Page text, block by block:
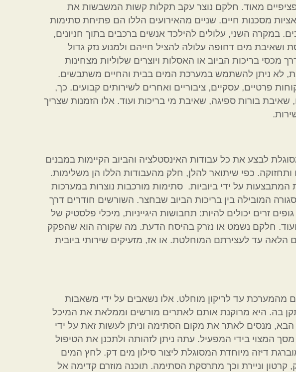
מאוד. חלקם נוצר עקב תקלות קשות המשבשות את
מסכנות חיים. שניים מהאירועים הללו הם פתיחת סתימות
במקרה השני, עלולים להילכד אנשים ברכבים בתוך חניונים,
ושאיבת מים דחופה עלולה להציל חייהם ולמנוע נזק גדול
מכסי בריכות הביוב או האסלות ויוצרים שלוליות מצחינות
לא ניתן להשתמש במערכת המים בבית והחיים משתבשים.
פרטיים, עסקיים, ציבוריים ואחרים לשירותים קבועים. כך,
בורות ספיגה, שאיבת מי בריכות ועוד. אלו הזמנות שצריך
לבצע את כל עבודות האינסטלציה והביוב הקיימות במבנים
ותחזוקה. כפי שיתואר להלן, חלק מהעבודות הללו הן משלימות.
על ידי ביוביות. סתימות מורכבות נוצרות במערכות
המובילה בין בריכות הביוב שבחצר. השורשים חודרים דרך
זרים יכולים להיות: תחבושות היגייניות, מיכלי פלסטיק של
ועוד. חלקם נשמט או נזרק בהיסח הדעת. מה שקורה הוא שהפקק
הלאה עד לעצירתם המוחלטת. או אז, מזעיקים שירותי ביובית
מהמערכת עד לריקון מוחלט. אלו נשאבים על ידי משאבות
בה. היא מרוקנת אותם לאתרים מורשים וממלאת את המיכל
מנסים לאתר את מקום הסתימה וניתן לעשות זאת על ידי
המצוי בידי המפעיל. עתה ניתן לזהותה ולתכנן את הטיפול
דיזה מיוחדת המסוגלת ליצור סילון מים דק. לחץ המים
קרטון וניירת וכך מתרסקת הסתימה. תוכנה מוזרם קדימה אל